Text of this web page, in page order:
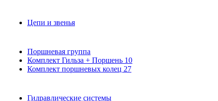
Цепи и звенья
Поршневая группа
Комплект Гильза + Поршень 10
Комплект поршневых колец 27
Гидравлические системы